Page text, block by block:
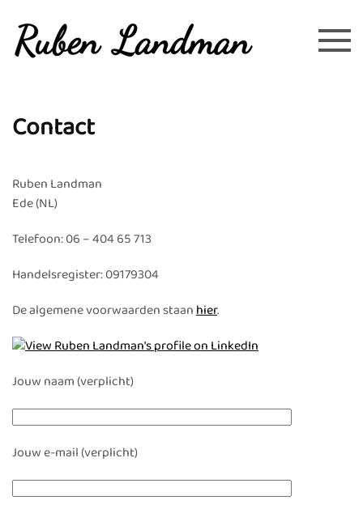
Overslaan en naar de inhoud gaan
Contact
Ruben Landman
Ede (NL)
Telefoon: 06 – 404 65 713
Handelsregister: 09179304
De algemene voorwaarden staanhier.
Jouw naam (verplicht)
Jouw e-mail (verplicht)